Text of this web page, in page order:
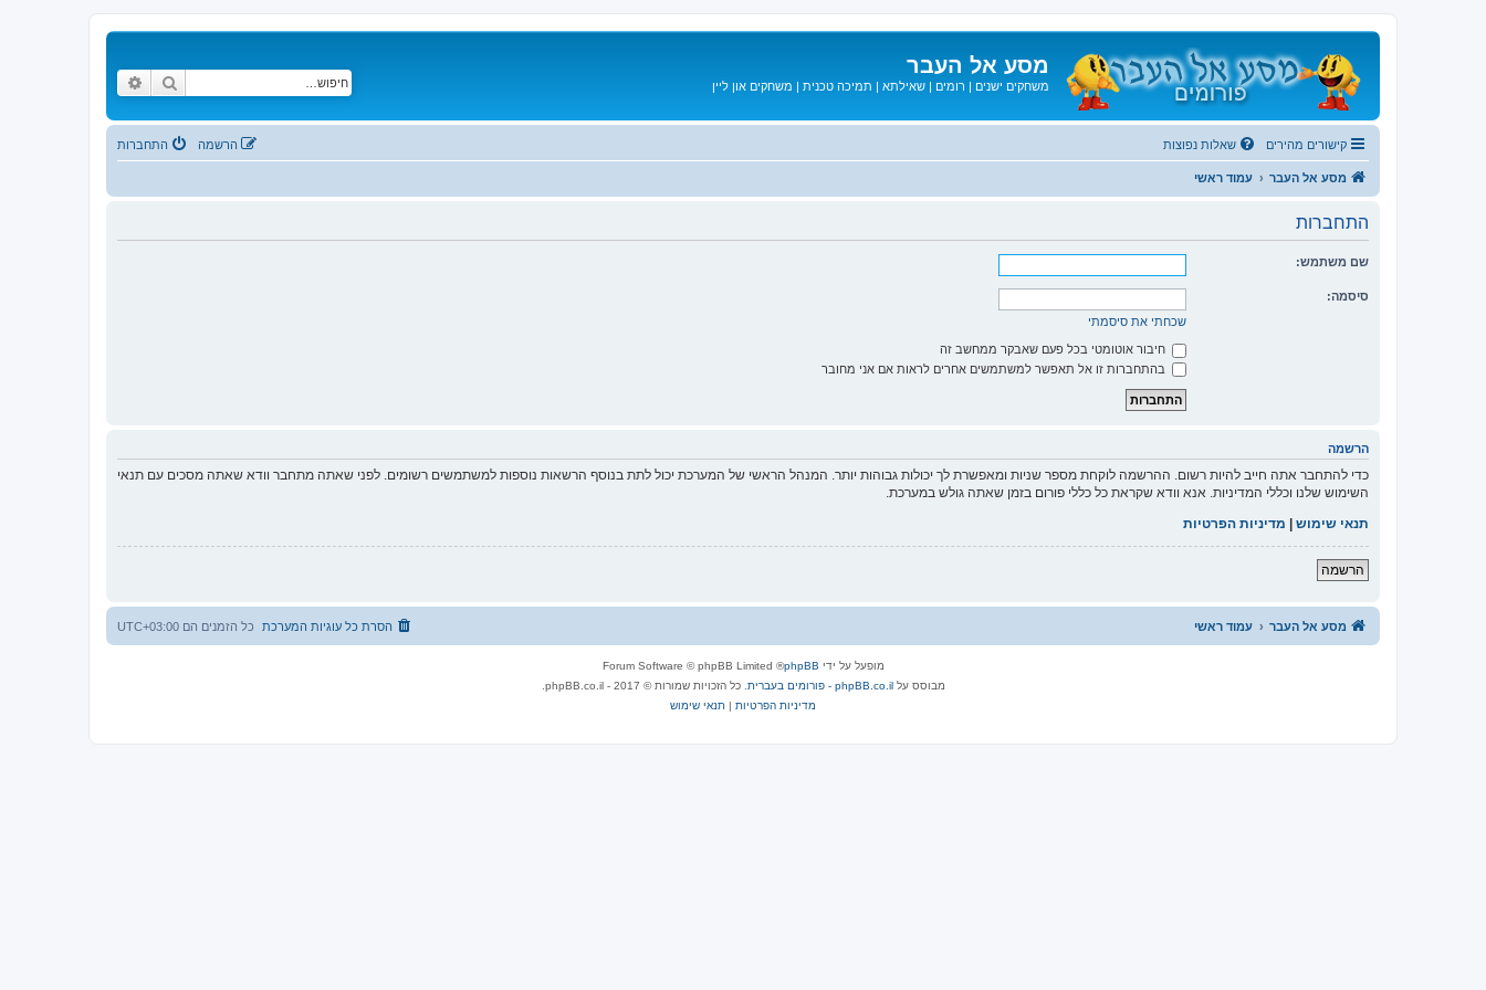
מסע אל העבר
משחקים ישנים | רומים | שאילתא | תמיכה טכנית | משחקים און ליין חיפוש
קישורים מהירים שאלות נפוצות התחברות הרשמה
מסע אל העבר עמוד ראשי
התחברות
שם משתמש:
סיסמה:
שכחתי את סיסמתי
חיבור אוטומטי בכל פעם שאבקר ממחשב זה
בהתחברות זו אל תאפשר למשתמשים אחרים לראות אם אני מחובר
הרשמה
כדי להתחבר אתה חייב להיות רשום. ההרשמה לוקחת מספר שניות ומאפשרת לך יכולות גבוהות יותר. המנהל הראשי של המערכת יכול לתת בנוסף הרשאות נוספות למשתמשים רשומים. לפני שאתה מתחבר וודא שאתה מסכים עם תנאי
השימוש שלנו וכללי המדיניות. אנא וודא שקראת כל כללי פורום בזמן שאתה גולש במערכת.
תנאי שימוש | מדיניות הפרטיות
הרשמה
מסע אל העבר עמוד ראשי כל הזמנים הם UTC+03:00 הסרת כל עוגיות המערכת
מופעל על ידי phpBB
® Forum Software © phpBB Limited
מבוסס עלphpBB.co.il - פורומים בעברית
. כל הזכויות שמורות © 2017 - phpBB.co.il.
מדיניות הפרטיות | תנאי שימוש